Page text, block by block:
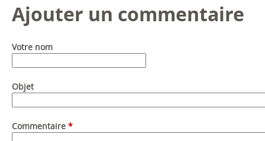
Ajouter un commentaire
Votre nom
Objet
Commentaire *